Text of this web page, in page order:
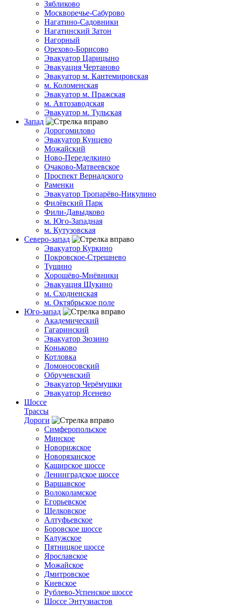
Зябликово
Москворечье-Сабурово
Нагатино-Садовники
Нагатинский Затон
Нагорный
Орехово-Борисово
Эвакуатор Царицыно
Эвакуация Чертаново
Эвакуатор м. Кантемировская
м. Коломенская
Эвакуатор м. Пражская
м. Автозаводская
Эвакуатор м. Тульская
Запад
Дорогомилово
Эвакуатор Кунцево
Можайский
Ново-Переделкино
Очаково-Матвеевское
Проспект Вернадского
Раменки
Эвакуатор Тропарёво-Никулино
Филёвский Парк
Фили-Давыдково
м. Юго-Западная
м. Кутузовская
Северо-запад
Эвакуатор Куркино
Покровское-Стрешнево
Тушино
Хорошёво-Мнёвники
Эвакуация Щукино
м. Сходненская
м. Октябрьское поле
Юго-запад
Академический
Гагаринский
Эвакуатор Зюзино
Коньково
Котловка
Ломоносовский
Обручевский
Эвакуатор Черёмушки
Эвакуатор Ясенево
Шоссе
Трассы
Дороги
Симферопольское
Минское
Новорижское
Новорязанское
Каширское шоссе
Ленинградское шоссе
Варшавское
Волоколамское
Егорьевское
Щелковское
Алтуфьевское
Боровское шоссе
Калужское
Пятницкое шоссе
Ярославское
Можайское
Дмитровское
Киевское
Рублево-Успенское шоссе
Шоссе Энтузиастов